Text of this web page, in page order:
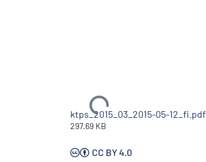
Ladataan...
ktps_2015_03_2015-05-12_fi.pdf
297.69 KB
CC BY 4.0